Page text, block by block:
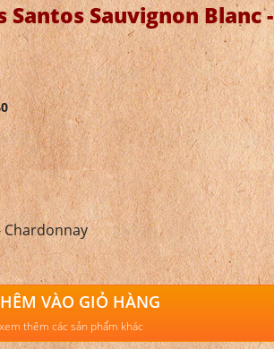
Sauvignon Blanc -
Chardonnay
VÀO GIỎ HÀNG
thêm các sản phẩm khác